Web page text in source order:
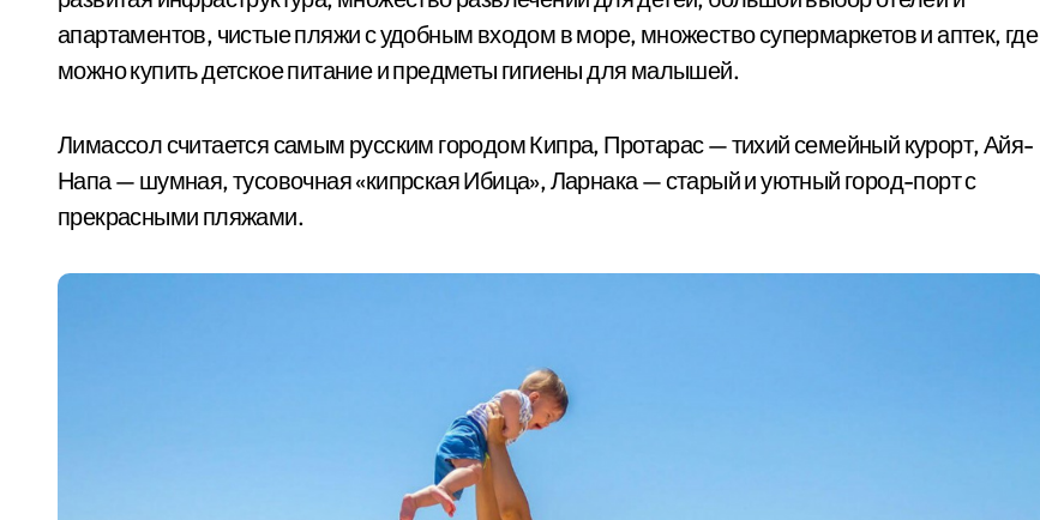
апартаментов, чистые пляжи с удобным входом в море, множество супермаркетов и аптек, где
можно купить детское питание и предметы гигиены для малышей.
Лимассол считается самым русским городом Кипра, Протарас — тихий семейный курорт, Айя-
Напа — шумная, тусовочная «кипрская Ибица», Ларнака — старый и уютный город-порт с
прекрасными пляжами.